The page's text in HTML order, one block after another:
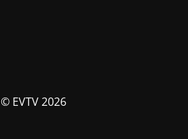
© EVTV 2026